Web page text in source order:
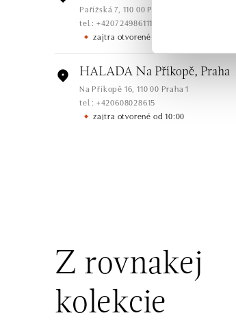
Pařížská 7, 110 00 Praha 1
tel.: +420724986111
zajtra otvorené od 11:00
HALADA Na Příkopě, Praha
Na Příkopě 16, 110 00 Praha 1
tel.: +420608028615
zajtra otvorené od 10:00
Rudná 3114/114, 700 30 Ostrava-Zábřeh
tel.: +420605174749
dnes otvorené do 21:00
Z rovnakej
kolekcie